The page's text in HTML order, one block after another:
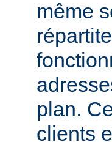
même
plan.
clients